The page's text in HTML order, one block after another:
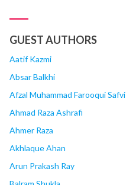
GUEST AUTHORS
Aatif Kazmi
Absar Balkhi
Afzal Muhammad Farooqui Safvi
Ahmad Raza Ashrafi
Ahmer Raza
Akhlaque Ahan
Arun Prakash Ray